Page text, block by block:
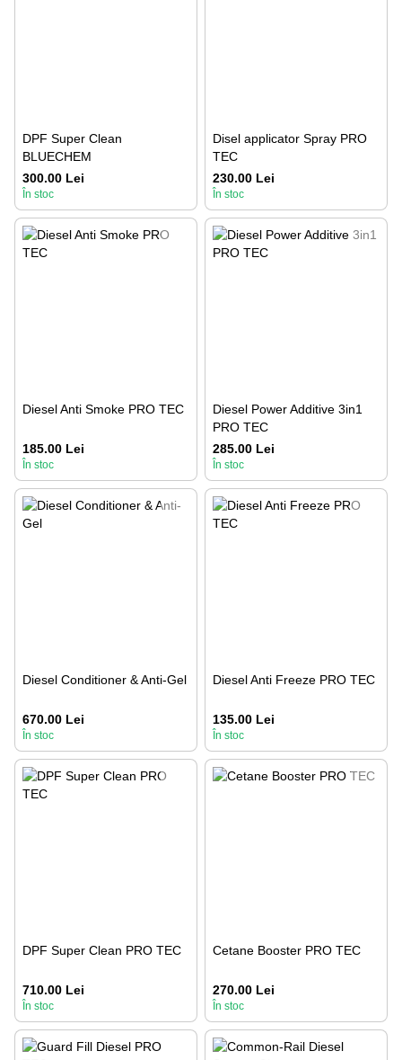
DPF Super Clean
BLUECHEM
300.00 Lei
În stoc
Disel applicator Spray PRO
TEC
230.00 Lei
În stoc
Diesel Anti Smoke PRO TEC
185.00 Lei
În stoc
Diesel Power Additive 3in1
PRO TEC
285.00 Lei
În stoc
Diesel Conditioner & Anti-Gel
670.00 Lei
În stoc
Diesel Anti Freeze PRO TEC
135.00 Lei
În stoc
DPF Super Clean PRO TEC
710.00 Lei
În stoc
Cetane Booster PRO TEC
270.00 Lei
În stoc